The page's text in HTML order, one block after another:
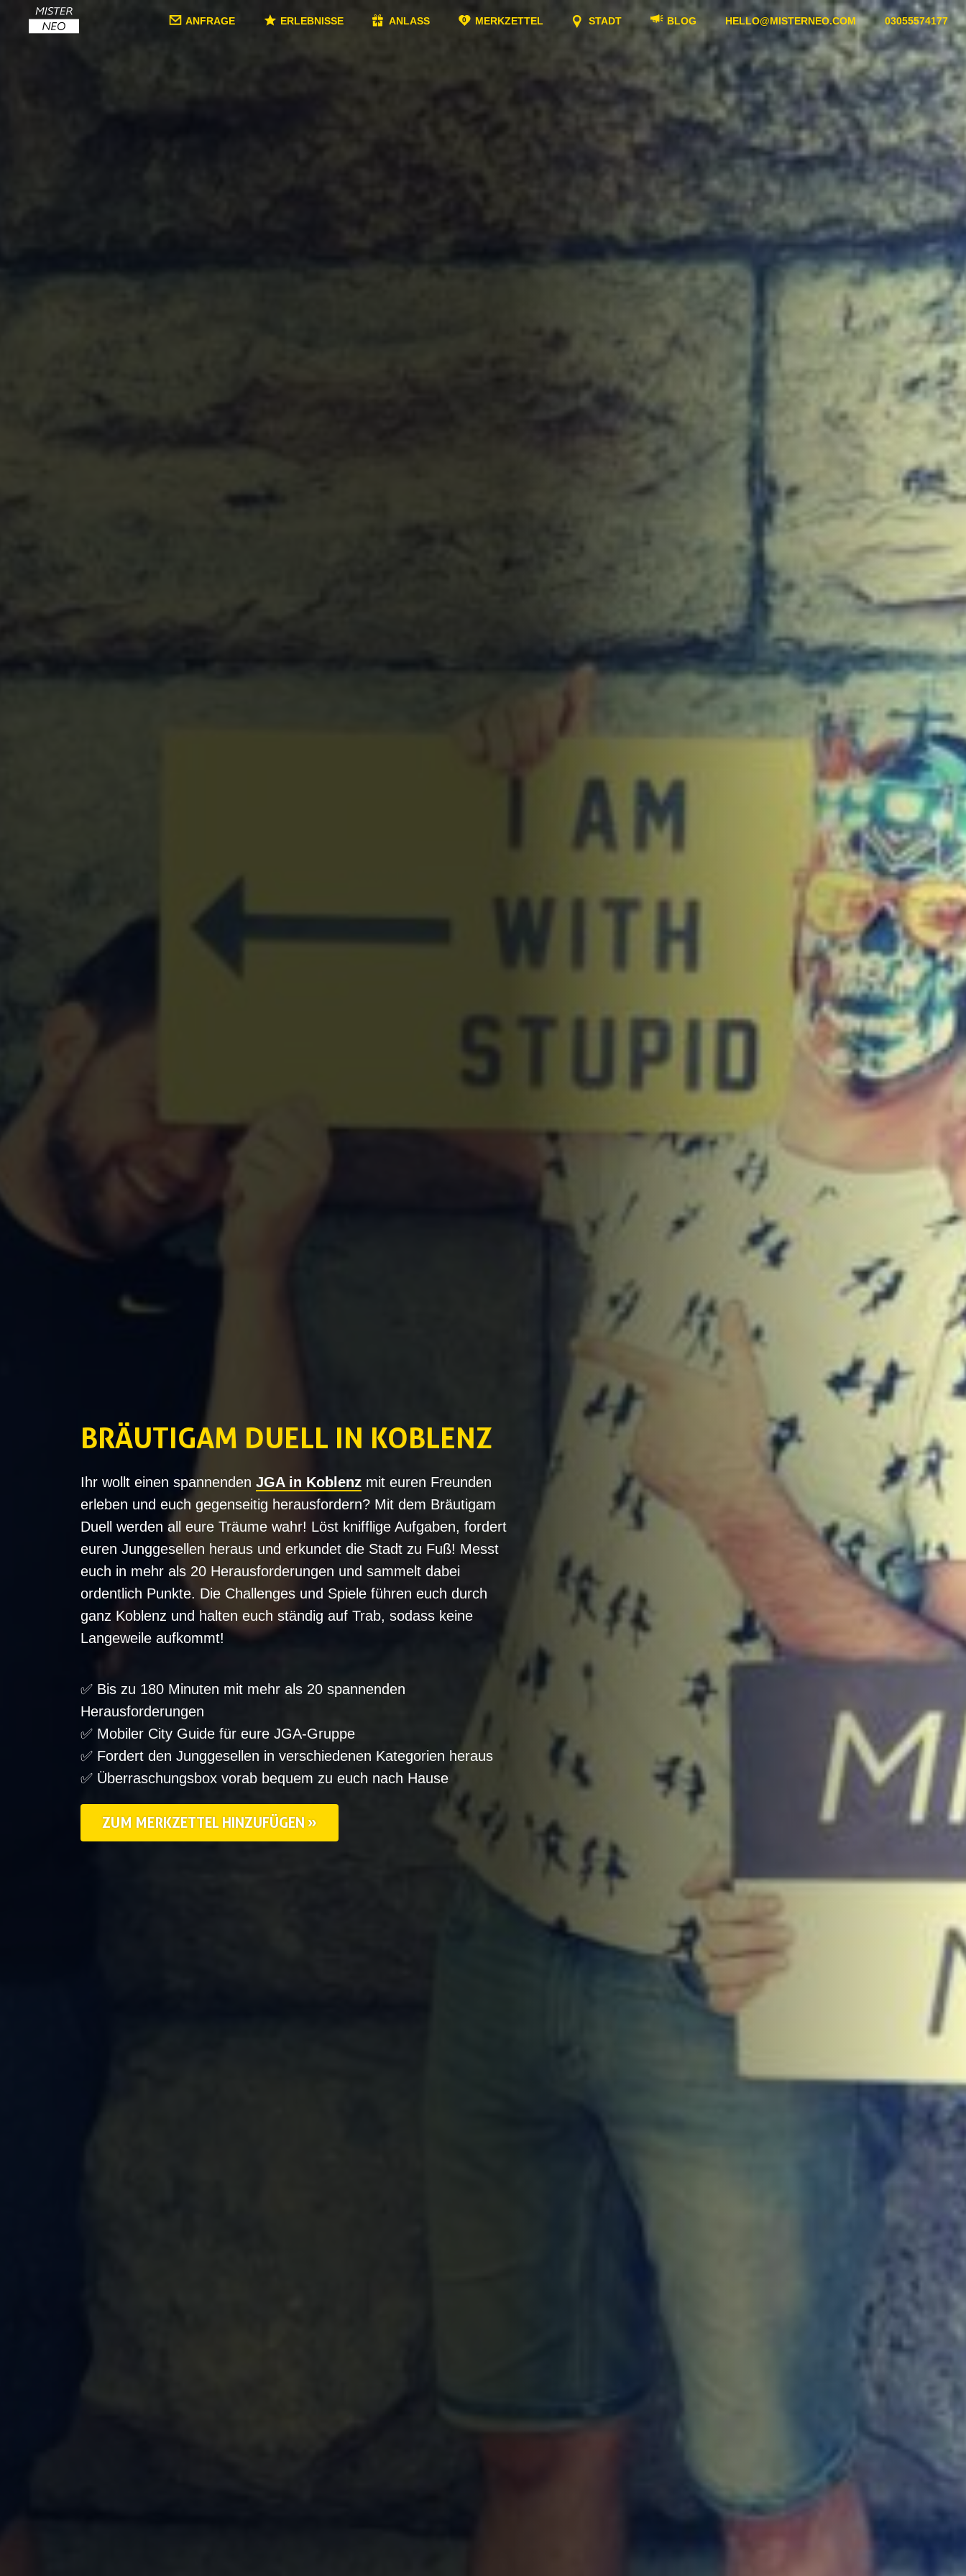
ANFRAGE ERLEBNISSE ANLASS MERKZETTEL STADT BLOG HELLO@MISTERNEO.COM 03055574177
BRÄUTIGAM DUELL IN KOBLENZ
Ihr wollt einen spannenden JGA in Koblenz mit euren Freunden
erleben und euch gegenseitig herausfordern? Mit dem Bräutigam
Duell werden all eure Träume wahr! Löst knifflige Aufgaben, fordert
euren Junggesellen heraus und erkundet die Stadt zu Fuß! Messt
euch in mehr als 20 Herausforderungen und sammelt dabei
ordentlich Punkte. Die Challenges und Spiele führen euch durch
ganz Koblenz und halten euch ständig auf Trab, sodass keine
Langeweile aufkommt!
✅ Bis zu 180 Minuten mit mehr als 20 spannenden
Herausforderungen
✅ Mobiler City Guide für eure JGA-Gruppe
✅ Fordert den Junggesellen in verschiedenen Kategorien heraus
✅ Überraschungsbox vorab bequem zu euch nach Hause
ZUM MERKZETTEL HINZUFÜGEN »